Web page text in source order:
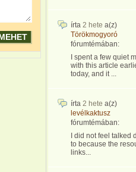
írta 2 hete a(z)
Törökmogyoró
fórumtémában:
I spent a few quiet
with this article
today, and it ...
írta 2 hete a(z)
levélkaktusz
fórumtémában:
I did not feel talked
to because the
links...